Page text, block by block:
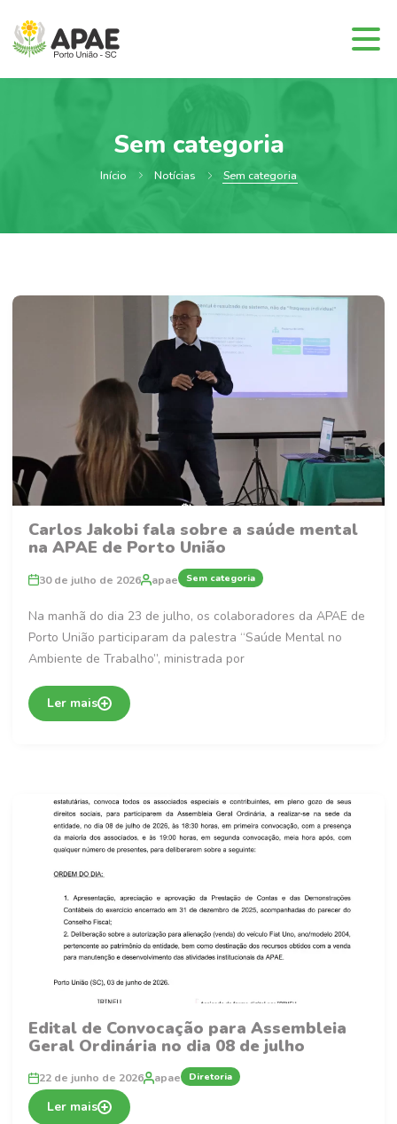
Sem categoria
Início Notícias Sem categoria
Carlos Jakobi fala sobre a saúde mental
na APAE de Porto União
30 de julho de 2026 apae Sem categoria
Na manhã do dia 23 de julho, os colaboradores da APAE de
Porto União participaram da palestra “Saúde Mental no
Ambiente de Trabalho”, ministrada por
Ler mais
Edital de Convocação para Assembleia
Geral Ordinária no dia 08 de julho
22 de junho de 2026 apae Diretoria
Ler mais